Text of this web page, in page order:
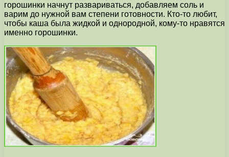
горошинки начнут развариваться, добавляем соль и
варим до нужной вам степени готовности. Кто-то любит,
чтобы каша была жидкой и однородной, кому-то нравятся
именно горошинки.